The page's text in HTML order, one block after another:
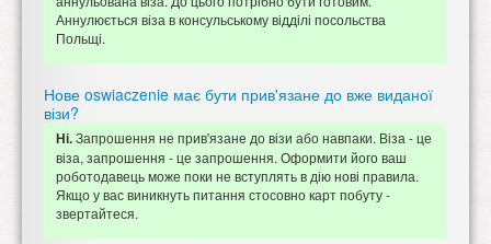
Аннулюється віза в консульському відділі посольства
Польщі.
Нове oswiaczenie має бути прив'язане до вже виданої
візи?
Ні.Запрошення не прив'язане до візи або навпаки. Віза - це
віза, запрошення - це запрошення. Оформити його ваш
роботодавець може поки не вступлять в дію нові правила.
Якщо у вас виникнуть питання стосовно карт побуту -
звертайтеся.